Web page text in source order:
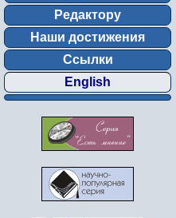
Редактору
Наши достижения
Ссылки
English